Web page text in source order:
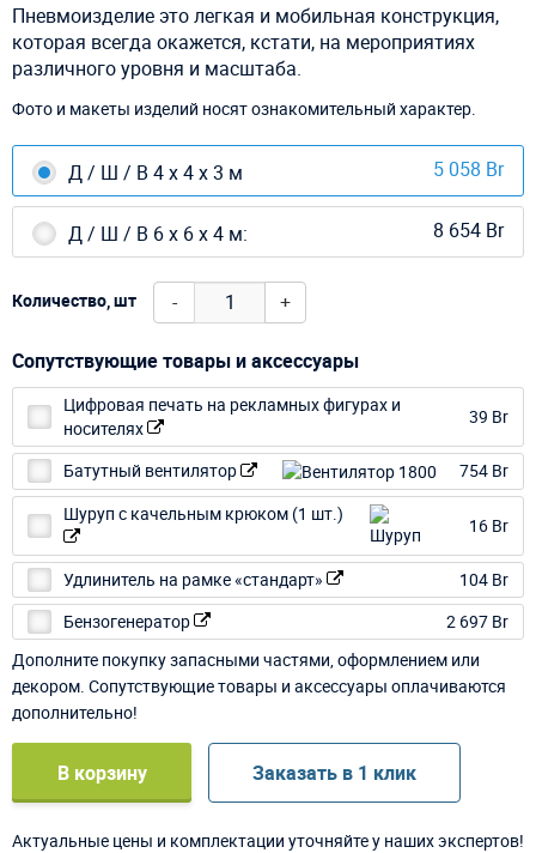
Пневмоизделие это легкая и мобильная конструкция,
которая всегда окажется, кстати, на мероприятиях
различного уровня и масштаба.
Фото и макеты изделий носят ознакомительный характер.
Д / Ш / В 4 х 4 х 3 м 5 058 Br
Д / Ш / В 6 х 6 х 4 м: 8 654 Br
Количество, шт - +
Сопутствующие товары и аксессуары
Цифровая печать на рекламных фигурах и
носителях
39 Br
Батутный вентилятор
754 Br
Шуруп с качельным крюком (1 шт.)
16 Br
Удлинитель на рамке «стандарт»
104 Br
Бензогенератор
2 697 Br
Дополните покупку запасными частями, оформлением или
декором. Сопутствующие товары и аксессуары оплачиваются
дополнительно!
В корзину Заказать в 1 клик
Актуальные цены и комплектации уточняйте у наших экспертов!